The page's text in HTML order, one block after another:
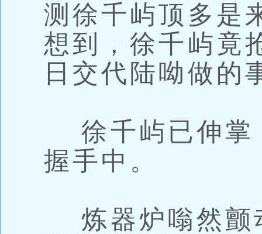
测徐千屿顶多是
想到，徐千屿竟
日交代陆呦做的
徐千屿已伸掌
握手中。
炼器炉嗡然颤